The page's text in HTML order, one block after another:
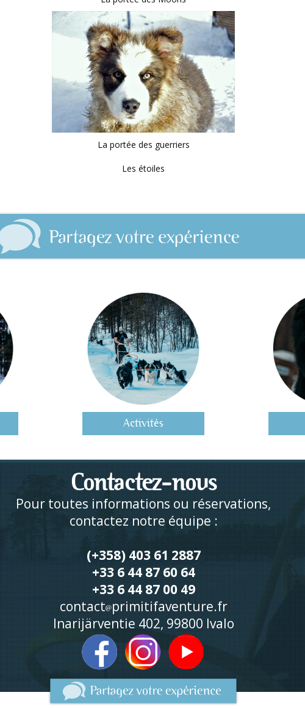
La portée des guerriers
Les étoiles
Activités
Contactez-nous
Pour toutes informations ou réservations,
contactez notre équipe :
(+358) 403 61 2887
+33 6 44 87 60 64
+33 6 44 87 00 49
contact primitifaventure.fr
Inarijärventie 402, 99800 Ivalo